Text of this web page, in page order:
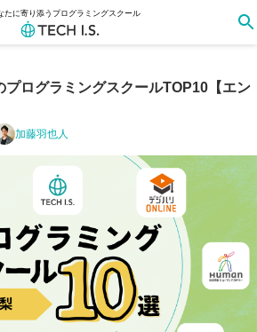
たに寄り添うプログラミングスクール
プログラミングスクールTOP10【エン
加藤羽也人